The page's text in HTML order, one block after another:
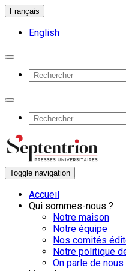
Français
English
Toggle navigation
Accueil
Qui sommes-nous ?
Notre maison
Notre équipe
Nos comités
Notre politique
On parle de nous